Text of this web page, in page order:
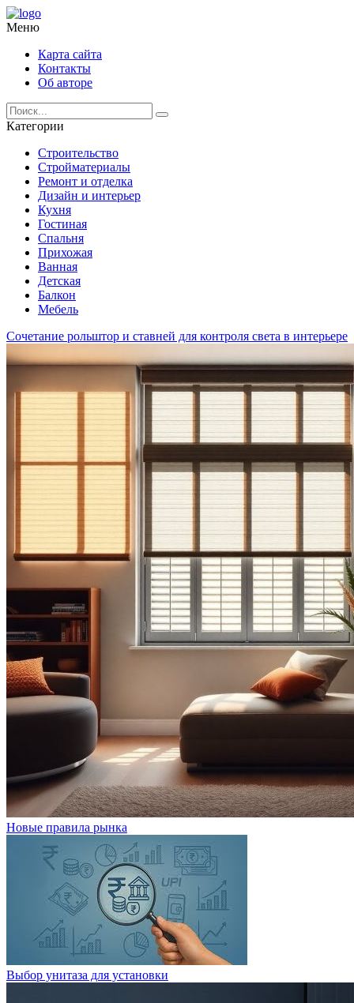
Меню
Карта сайта
Контакты
Об авторе
Категории
Строительство
Стройматериалы
Ремонт и отделка
Дизайн и интерьер
Кухня
Гостиная
Спальня
Прихожая
Ванная
Детская
Балкон
Мебель
Сочетание рольштор и ставней для контроля света в интерьере
Новые правила рынка
Выбор унитаза для установки